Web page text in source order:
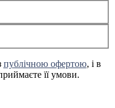
публічною офертою, і в
її умови.